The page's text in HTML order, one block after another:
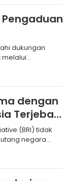
Pengaduan
dukungan
dengan
Terjebak
negara
Anthony